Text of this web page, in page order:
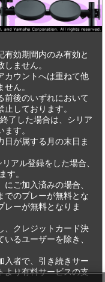
有効期間内のみ有効と
ません。
カウントへは重ねて他
ん。
前後のいずれにおいて
しております。
了した場合は、シリア
す。
日が属する月の末日ま
アル登録をした場合、
す。
ご加入済みの場合、
でのプレーが無料とな
レーが無料となりま
、クレジットカード決
るユーザーを除き、
入者で、引き続きサー
より有料サービスの支